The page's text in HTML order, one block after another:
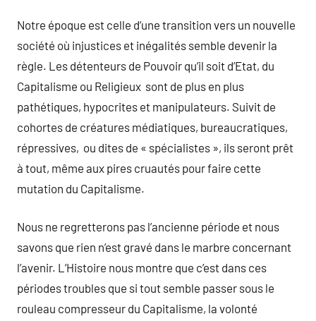
Notre époque est celle d’une transition vers un nouvelle
société où injustices et inégalités semble devenir la
règle. Les détenteurs de Pouvoir qu’il soit d’Etat, du
Capitalisme ou Religieux sont de plus en plus
pathétiques, hypocrites et manipulateurs. Suivit de
cohortes de créatures médiatiques, bureaucratiques,
répressives, ou dites de « spécialistes », ils seront prêt
à tout, même aux pires cruautés pour faire cette
mutation du Capitalisme.
Nous ne regretterons pas l’ancienne période et nous
savons que rien n’est gravé dans le marbre concernant
l’avenir. L’Histoire nous montre que c’est dans ces
périodes troubles que si tout semble passer sous le
rouleau compresseur du Capitalisme, la volonté